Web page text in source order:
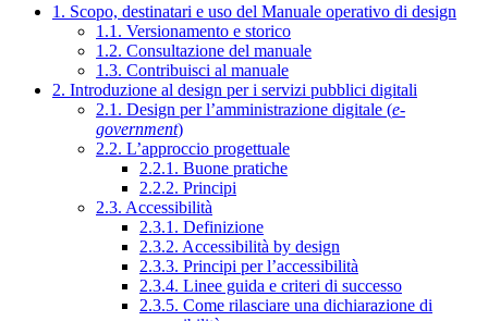
1. Scopo, destinatari e uso del Manuale operativo di design
1.1. Versionamento e storico
1.2. Consultazione del manuale
1.3. Contribuisci al manuale
2. Introduzione al design per i servizi pubblici digitali
2.1. Design per l’amministrazione digitale (e-
government)
2.2. L’approccio progettuale
2.2.1. Buone pratiche
2.2.2. Principi
2.3. Accessibilità
2.3.1. Definizione
2.3.2. Accessibilità by design
2.3.3. Principi per l’accessibilità
2.3.4. Linee guida e criteri di successo
2.3.5. Come rilasciare una dichiarazione di